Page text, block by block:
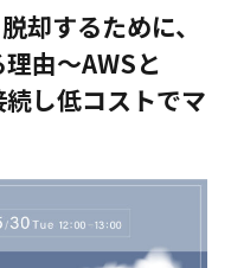
却するために、
由～AWSと
し低コストでマ